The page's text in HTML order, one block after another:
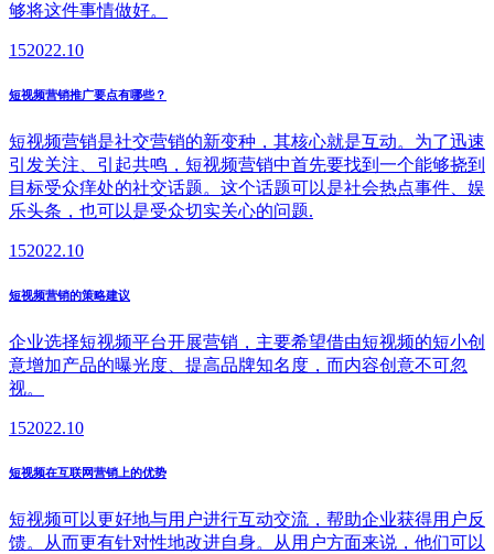
够将这件事情做好。
152022.10
短视频营销推广要点有哪些？
短视频营销是社交营销的新变种，其核心就是互动。为了迅速
引发关注、引起共鸣，短视频营销中首先要找到一个能够挠到
目标受众痒处的社交话题。这个话题可以是社会热点事件、娱
乐头条，也可以是受众切实关心的问题.
152022.10
短视频营销的策略建议
企业选择短视频平台开展营销，主要希望借由短视频的短小创
意增加产品的曝光度、提高品牌知名度，而内容创意不可忽
视。
152022.10
短视频在互联网营销上的优势
短视频可以更好地与用户进行互动交流，帮助企业获得用户反
馈。从而更有针对性地改进自身。从用户方面来说，他们可以